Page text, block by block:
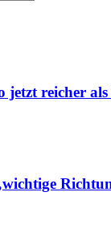
reicher